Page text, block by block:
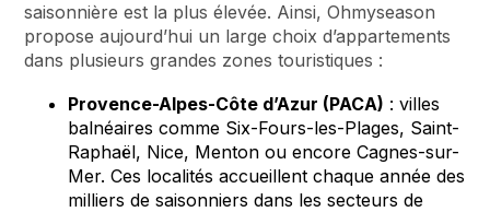
saisonnière est la plus élevée. Ainsi, Ohmyseason
propose aujourd’hui un large choix d’appartements
dans plusieurs grandes zones touristiques :
Provence-Alpes-Côte d’Azur (PACA) : villes
balnéaires comme Six-Fours-les-Plages, Saint-
Raphaël, Nice, Menton ou encore Cagnes-sur-
Mer. Ces localités accueillent chaque année des
milliers de saisonniers dans les secteurs de